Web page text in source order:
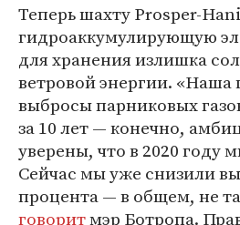
Теперь шахту Prosper-
гидроаккумулирующую
для хранения излишка
ветровой энергии. «Наша
выбросы парниковых
за 10 лет — конечно,
уверены, что в 2020 году
Сейчас мы уже снизили
процента — в общем, не
говоритмэр Ботропа.